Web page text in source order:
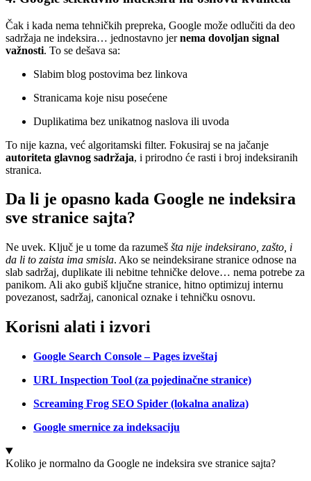
Čak i kada nema tehničkih prepreka, Google može odlučiti da deo
sadržaja ne indeksira… jednostavno jernema dovoljan signal
važnosti. To se dešava sa:
Slabim blog postovima bez linkova
Stranicama koje nisu posećene
Duplikatima bez unikatnog naslova ili uvoda
To nije kazna, već algoritamski filter. Fokusiraj se na jačanje
autoriteta glavnog sadržaja, i prirodno će rasti i broj indeksiranih
stranica.
Da li je opasno kada Google ne indeksira
sve stranice sajta?
Ne uvek. Ključ je u tome da razumeš šta nije indeksirano, zašto, i
da li to zaista ima smisla. Ako se neindeksirane stranice odnose na
slab sadržaj, duplikate ili nebitne tehničke delove… nema potrebe za
panikom. Ali ako gubiš ključne stranice, hitno optimizuj internu
povezanost, sadržaj, canonical oznake i tehničku osnovu.
Korisni alati i izvori
Google Search Console – Pages izveštaj
URL Inspection Tool (za pojedinačne stranice)
Screaming Frog SEO Spider (lokalna analiza)
Google smernice za indeksaciju
Koliko je normalno da Google ne indeksira sve stranice sajta?